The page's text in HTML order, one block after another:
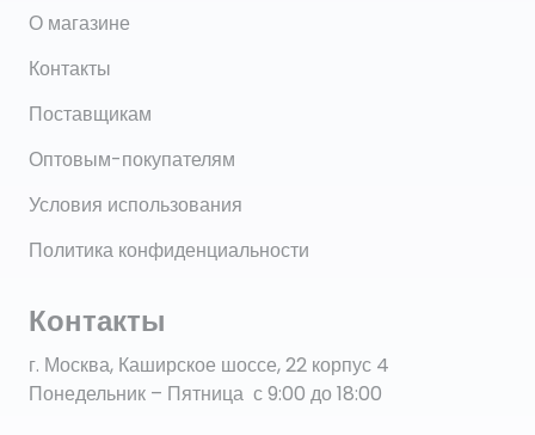
О магазине
Контакты
Поставщикам
Оптовым-покупателям
Условия использования
Политика конфиденциальности
Контакты
г. Москва, Каширское шоссе, 22 корпус 4
Понедельник – Пятница с 9:00 до 18:00